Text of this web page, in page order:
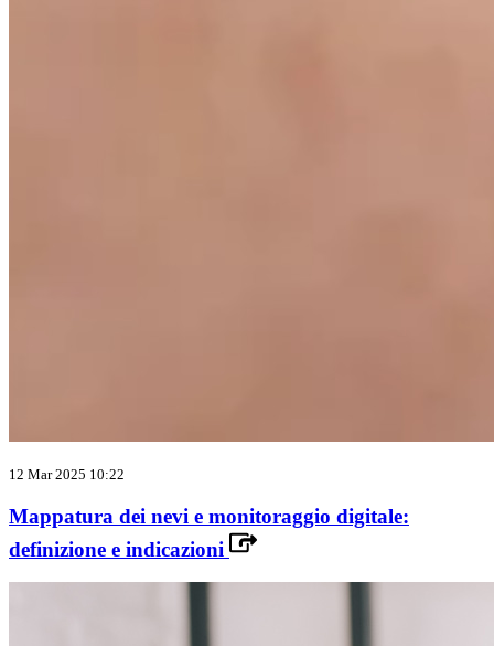
12 Mar 2025 10:22
Mappatura dei nevi e monitoraggio digitale:
definizione e indicazioni